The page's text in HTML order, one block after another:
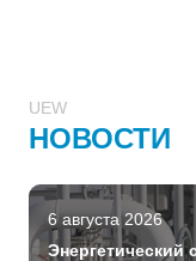
UEW
НОВОСТИ
6 августа 2026
Энергетический